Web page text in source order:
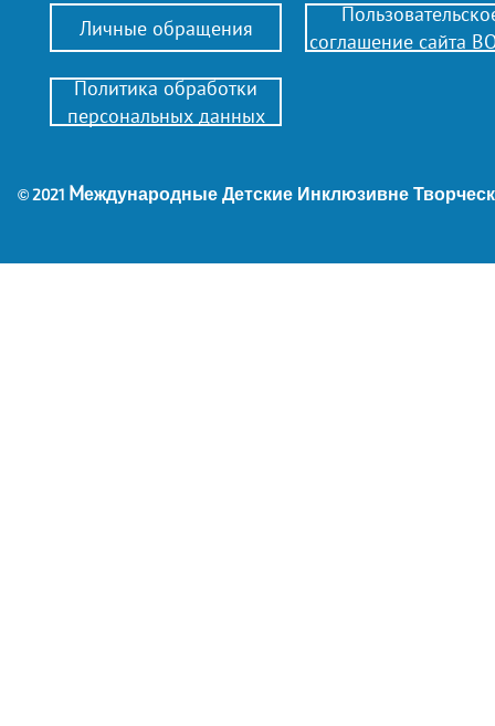
соглашение сайта
© 2021 Международные Детские Инклюзивне
Личные обращения
Политика обработки
персональных данных